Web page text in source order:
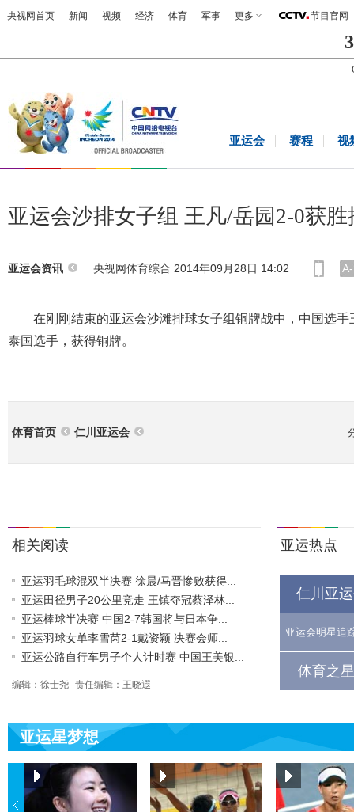
央视网首页 新闻 视频 经济 体育 军事 更多 节目官网
亚运会 赛程 视
亚运会沙排女子组 王凡/岳园2-0获胜
亚运会资讯 央视网体育综合 2014年09月28日 14:02 A-
在刚刚结束的亚运会沙滩排球女子组铜牌战中，中国选手
泰国选手，获得铜牌。
体育首页 仁川亚运会
相关阅读
亚运羽毛球混双半决赛 徐晨/马晋惨败获得...
亚运田径男子20公里竞走 王镇夺冠蔡泽林...
亚运棒球半决赛 中国2-7韩国将与日本争...
亚运羽球女单李雪芮2-1戴资颖 决赛会师...
亚运公路自行车男子个人计时赛 中国王美银...
编辑：徐士尧 责任编辑：王晓遐
亚运热点
仁川亚
亚运会明星追
体育之
亚运星梦想